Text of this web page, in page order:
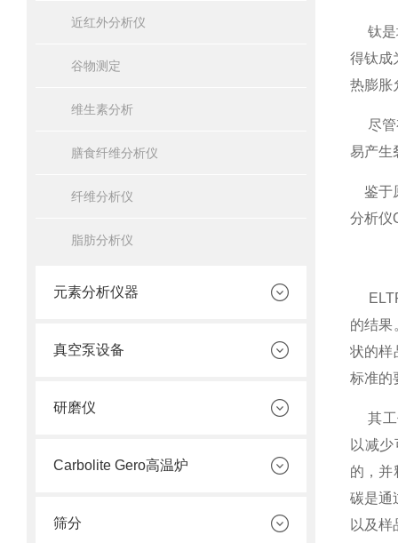
近红外分析仪
谷物测定
维生素分析
膳食纤维分析仪
纤维分析仪
脂肪分析仪
元素分析仪器
真空泵设备
研磨仪
Carbolite Gero高温炉
筛分
钛是
得钛成
热膨胀
尽管
易产生
鉴于
分析仪
的结果
状的样
标准的
其工
以减
的，并
碳是通
以及